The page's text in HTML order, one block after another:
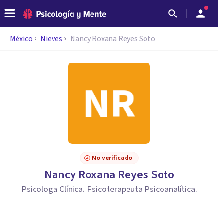
México Nieves Nancy Roxana Reyes Soto
No verificado
Nancy Roxana Reyes Soto
Psicologa Clínica. Psicoterapeuta Psicoanalítica.